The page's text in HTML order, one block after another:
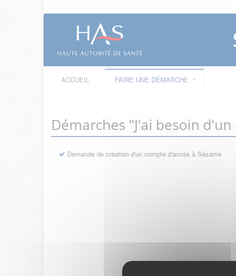
ACCUEIL FAIRE UNE DÉMARCHE
Démarches "J'ai besoin
Demande de création d'un compte d'accès à Sésame